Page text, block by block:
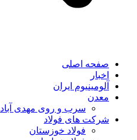
صفحه اصلی
اخبار
آلومینیوم ایران
معدن
سرب و روی مهدی آباد
شرکت های فولاد
فولاد خوزستان